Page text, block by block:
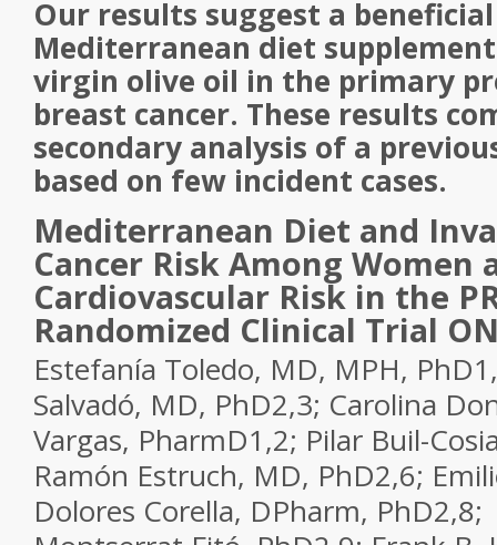
Our results suggest a
Mediterranean diet
virgin olive oil in the primary
breast cancer. These results
secondary analysis of a
based on few incident cases.
Mediterranean Diet and
Cancer Risk Among Women
Cardiovascular Risk in the
Randomized Clinical Trial
Estefanía Toledo, MD, MPH, PhD
Salvadó, MD, PhD2,3; Carolina
Vargas, PharmD1,2; Pilar Buil-
Ramón Estruch, MD, PhD2,6;
Dolores Corella, DPharm, PhD2,8;